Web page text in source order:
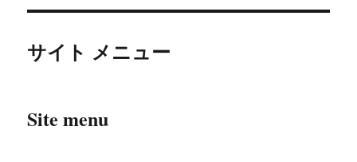
サイト メニュー
Site menu